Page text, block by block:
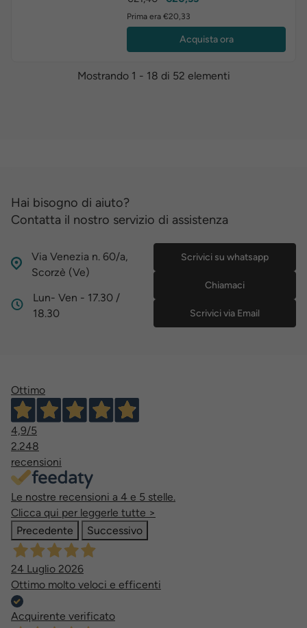
Prima era €20,33
Acquista ora
Mostrando 1 - 18 di 52 elementi
Hai bisogno di aiuto?
Contatta il nostro servizio di assistenza
Via Venezia n. 60/a,
Scorzè (Ve)
Lun- Ven - 17.30 /
18.30
Scrivici su whatsapp
Chiamaci
Scrivici via Email
Ottimo
4,9/5
2.248
recensioni
Le nostre recensioni a 4 e 5 stelle.
Clicca qui per leggerle tutte >
Precedente
Successivo
24 Luglio 2026
Ottimo molto veloci e efficenti
Acquirente verificato